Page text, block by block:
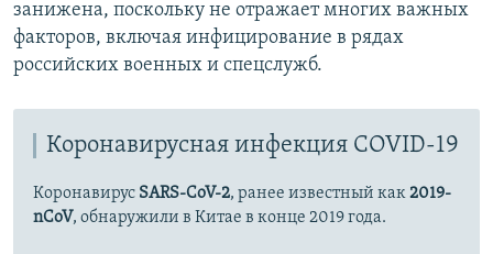
занижена, поскольку не отражает многих важных
факторов, включая инфицирование в рядах
российских военных и спецслужб.
Коронавирусная инфекция COVID-19
Коронавирус SARS-CoV-2, ранее известный как2019-
nCoV, обнаружили в Китае в конце 2019 года.